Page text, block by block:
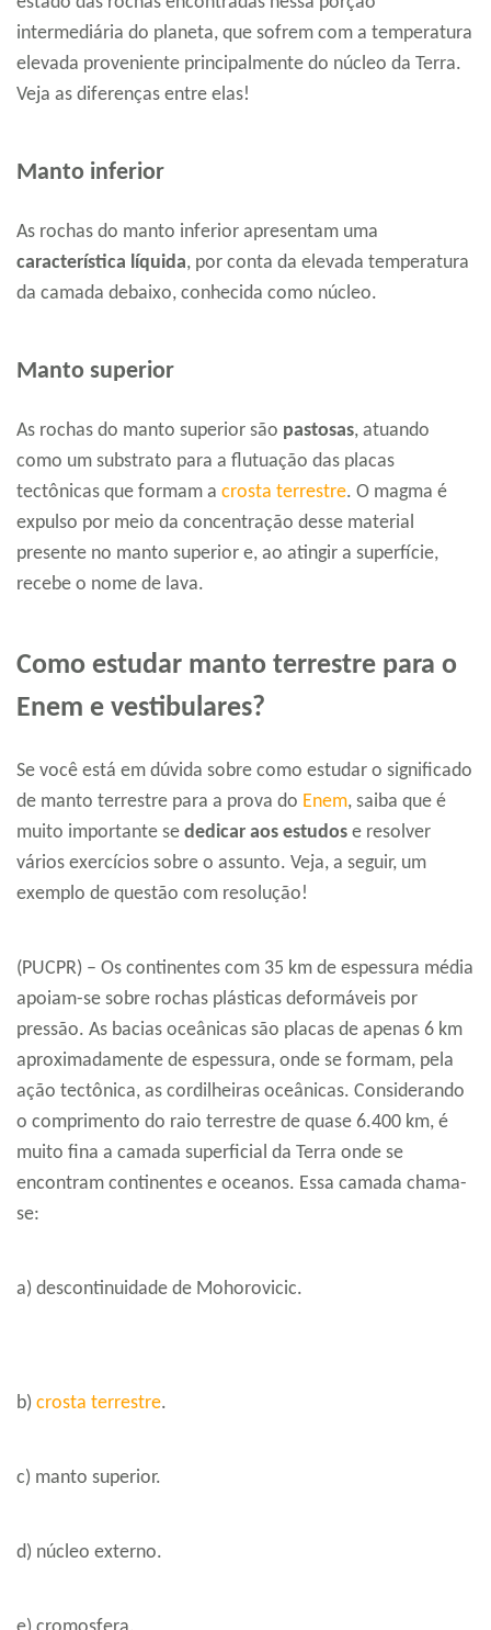
intermediária do planeta, que sofrem com a temperatura
elevada proveniente principalmente do núcleo da Terra.
Veja as diferenças entre elas!
Manto inferior
As rochas do manto inferior apresentam uma
característica líquida, por conta da elevada temperatura
da camada debaixo, conhecida como núcleo.
Manto superior
As rochas do manto superior são pastosas, atuando
como um substrato para a flutuação das placas
tectônicas que formam a crosta terrestre. O magma é
expulso por meio da concentração desse material
presente no manto superior e, ao atingir a superfície,
recebe o nome de lava.
Como estudar manto terrestre para o
Enem e vestibulares?
Se você está em dúvida sobre como estudar o significado
de manto terrestre para a prova do Enem, saiba que é
muito importante se dedicar aos estudos e resolver
vários exercícios sobre o assunto. Veja, a seguir, um
exemplo de questão com resolução!
(PUCPR) – Os continentes com 35 km de espessura média
apoiam-se sobre rochas plásticas deformáveis por
pressão. As bacias oceânicas são placas de apenas 6 km
aproximadamente de espessura, onde se formam, pela
ação tectônica, as cordilheiras oceânicas. Considerando
o comprimento do raio terrestre de quase 6.400 km, é
muito fina a camada superficial da Terra onde se
encontram continentes e oceanos. Essa camada chama-
se:
a) descontinuidade de Mohorovicic.
b) crosta terrestre.
c) manto superior.
d) núcleo externo.